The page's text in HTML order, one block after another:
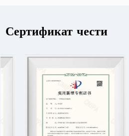
Сертификат чести